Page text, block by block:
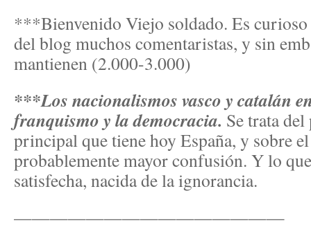
***Bienvenido Viejo soldado. Es
del blog muchos comentaristas, y sin
mantienen (2.000-3.000)
***Los nacionalismos vasco y catalán
franquismo y la democracia. Se trata
principal que tiene hoy España, y sobre
probablemente mayor confusión. Y lo
satisfecha, nacida de la ignorancia.
———————————————